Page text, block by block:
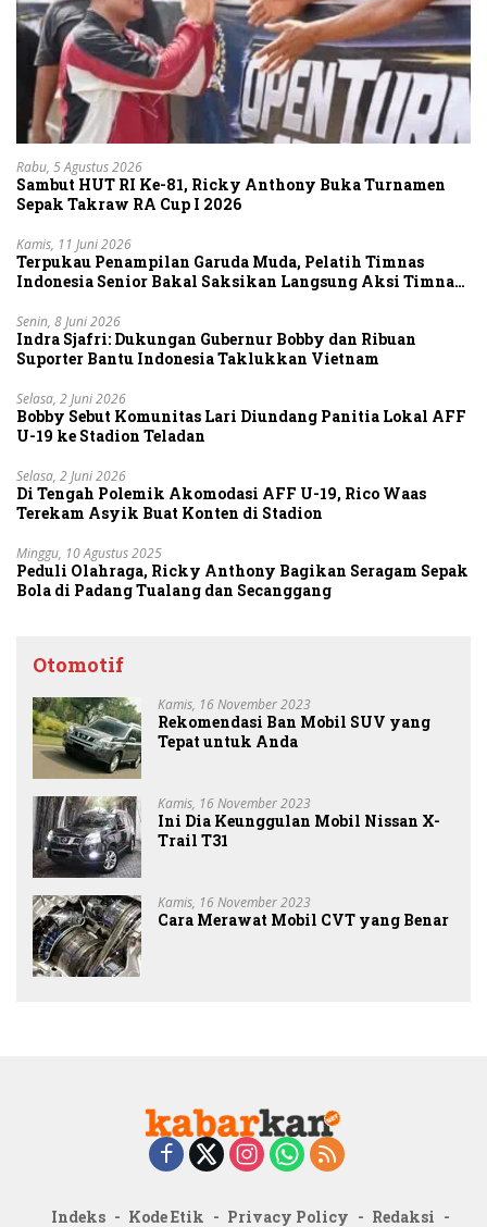
Rabu, 5 Agustus 2026
Sambut HUT RI Ke-81, Ricky Anthony Buka Turnamen
Sepak Takraw RA Cup I 2026
Kamis, 11 Juni 2026
Terpukau Penampilan Garuda Muda, Pelatih Timnas
Indonesia Senior Bakal Saksikan Langsung Aksi Timnas
Senin, 8 Juni 2026
Indra Sjafri: Dukungan Gubernur Bobby dan Ribuan
Suporter Bantu Indonesia Taklukkan Vietnam
Selasa, 2 Juni 2026
Bobby Sebut Komunitas Lari Diundang Panitia Lokal AFF
U-19 ke Stadion Teladan
Selasa, 2 Juni 2026
Di Tengah Polemik Akomodasi AFF U-19, Rico Waas
Terekam Asyik Buat Konten di Stadion
Minggu, 10 Agustus 2025
Peduli Olahraga, Ricky Anthony Bagikan Seragam Sepak
Bola di Padang Tualang dan Secanggang
Otomotif
Kamis, 16 November 2023
Rekomendasi Ban Mobil SUV yang
Tepat untuk Anda
Kamis, 16 November 2023
Ini Dia Keunggulan Mobil Nissan X-
Trail T31
Kamis, 16 November 2023
Cara Merawat Mobil CVT yang Benar
Indeks Kode Etik Privacy Policy Redaksi